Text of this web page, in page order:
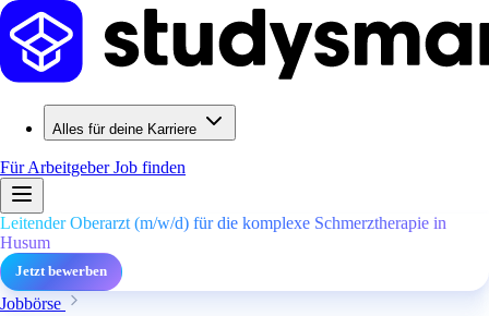
Alles für deine Karriere
Für ArbeitgeberJob finden
Leitender Oberarzt (m/w/d) für die komplexe Schmerztherapie in
Husum
Jetzt bewerben
Jobbörse